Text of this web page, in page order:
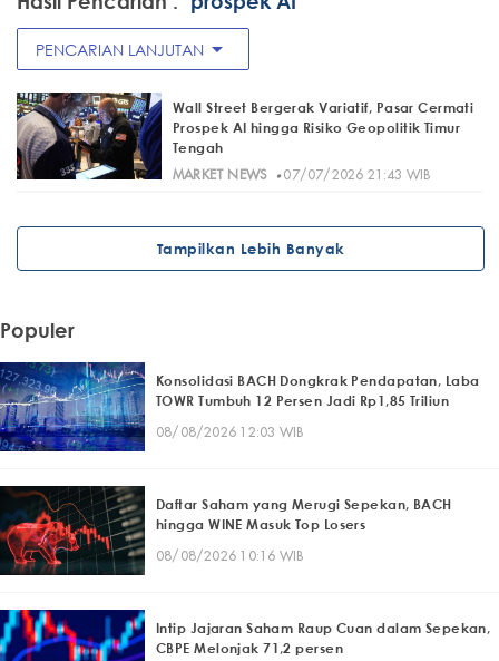
PENCARIAN LANJUTAN arrow_drop_down
Wall Street Bergerak Variatif, Pasar Cermati
Prospek AI hingga Risiko Geopolitik Timur
Tengah
MARKET NEWS· 07/07/2026 21:43 WIB
Tampilkan Lebih Banyak
Populer
Konsolidasi BACH Dongkrak Pendapatan, Laba
TOWR Tumbuh 12 Persen Jadi Rp1,85 Triliun
08/08/2026 12:03 WIB
Daftar Saham yang Merugi Sepekan, BACH
hingga WINE Masuk Top Losers
08/08/2026 10:16 WIB
Intip Jajaran Saham Raup Cuan dalam Sepekan,
CBPE Melonjak 71,2 persen